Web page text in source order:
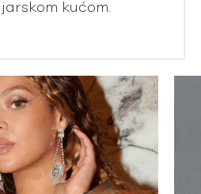
kućom.